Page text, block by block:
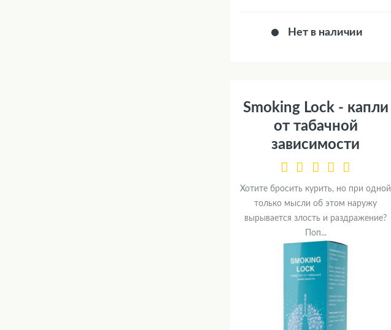
Нет в наличии
Smoking Lock - капли
от табачной
зависимости
Хотите бросить курить, но при одной
только мысли об этом наружу
вырывается злость и раздражение?
Поп...